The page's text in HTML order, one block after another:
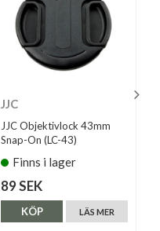
JJC
JJC Objektivlock 43mm
Snap-On (LC-43)
Finns i lager
89 SEK
LÄS MER
KÖP